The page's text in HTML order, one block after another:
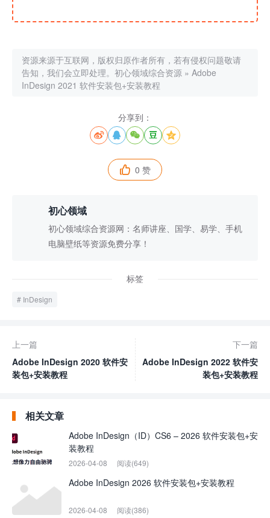
资源来源于互联网，版权归原作者所有，若有侵权问题敬请
告知，我们会立即处理。 初心领域综合资源 » Adobe
InDesign 2021 软件安装包+安装教程
分享到：
    
 0 赞
初心领域
初心领域综合资源网：名师讲座、国学、易学、手机
电脑壁纸等资源免费分享！
标签
InDesign
上一篇
Adobe InDesign 2020 软件安
装包+安装教程
下一篇
Adobe InDesign 2022 软件安
装包+安装教程
相关文章
Adobe InDesign（ID）CS6 – 2026 软件安装包+安
装教程
2026-04-08 阅读(649)
Adobe InDesign 2026 软件安装包+安装教程
2026-04-08 阅读(386)